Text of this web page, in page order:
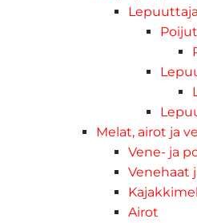
Melat, airot ja
Vene- ja
Venehaat
Airot